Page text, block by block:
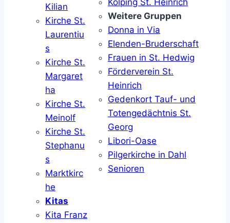
Kilian
Kirche St.
Laurentiu
s
Kirche St.
Margaret
ha
Kirche St.
Meinolf
Kirche St.
Stephanu
s
Marktkirc
he
Kitas
Kita Franz
Kolping St. Heinrich
Weitere Gruppen
Donna in Via
Elenden-Bruderschaft
Frauen in St. Hedwig
Förderverein St.
Heinrich
Gedenkort Tauf- und
Totengedächtnis St.
Georg
Libori-Oase
Pilgerkirche in Dahl
Senioren